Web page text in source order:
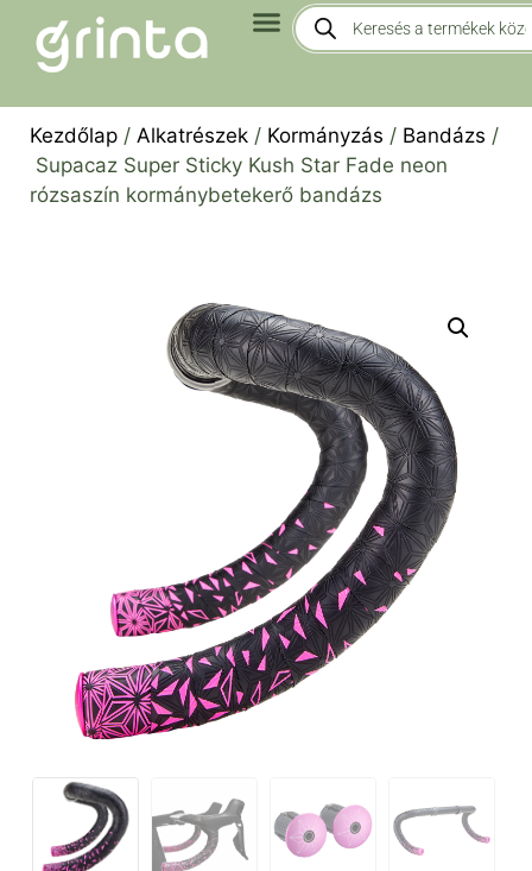
Kezdőlap / Alkatrészek / Kormányzás / Bandázs /
Supacaz Super Sticky Kush Star Fade neon
rózsaszín kormánybetekerő bandázs